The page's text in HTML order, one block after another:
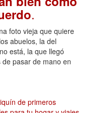
.
foto vieja que quiere
abuelos, la del
está, la que llegó
pasar de mano en